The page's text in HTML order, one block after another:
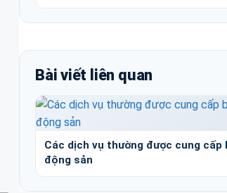
Bài viết liên quan
Các dịch vụ thường được cung
động sản